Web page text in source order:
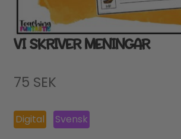
VI SKRIVER MENINGAR
75 SEK
Digital Svensk